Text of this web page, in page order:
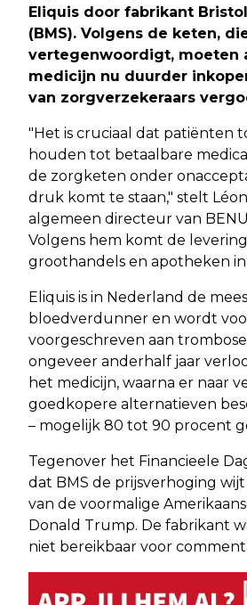
Eliquis door fabrikant
(BMS). Volgens de keten,
vertegenwoordigt, moeten
medicijn nu duurder
van zorgverzekeraars
"Het is cruciaal dat patiënten
houden tot betaalbare
de zorgketen onder
druk komt te staan," stelt
algemeen directeur van
Volgens hem komt de
groothandels en apotheken in
Eliquis is in Nederland de
bloedverdunner en wordt
voorgeschreven aan
ongeveer anderhalf jaar
het medicijn, waarna er naar
goedkopere alternatieven
– mogelijk 80 tot 90 procent
Tegenover het Financieele
dat BMS de prijsverhoging
van de voormalige
Donald Trump. De fabrikant
niet bereikbaar voor